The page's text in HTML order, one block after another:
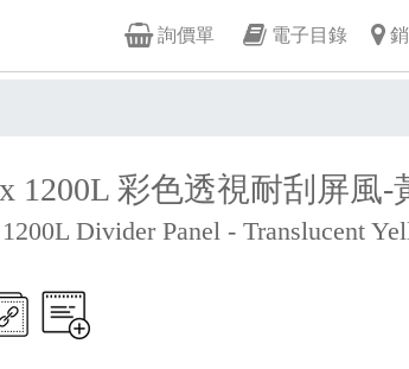
詢價單 電子目錄
1200L 彩色透視耐刮屏風-
Divider Panel - Translucent